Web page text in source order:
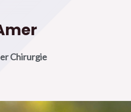
Chirurgie